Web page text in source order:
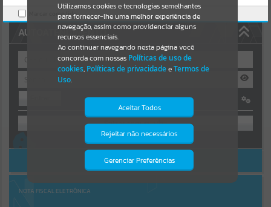
Por favor, aguarde...
NOTÍCIAS
Por favor, aguarde...
Por favor, aguarde...
AUTOATENDIMENTO
OU
Cadastre-se|Recuperar Senha
ACESSAR SEM LOGIN
NOTA FISCAL ELETRÔNICA
Utilizamos cookies e tecnologias semelhantes
para fornecer-lhe uma melhor experiência de
navegação, assim como providenciar alguns
recursos essenciais.
Ao continuar navegando nesta página você
concorda com nossas Políticas de uso de
cookies, Políticas de privacidadeeTermos de
Uso.
Aceitar Todos
Rejeitar não necessários
Gerenciar Preferências
Isto significa que diversos recursos
providenciados poderão não estar
Marcar como lido.